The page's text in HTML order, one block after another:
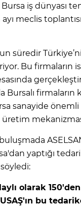
iş dünyası
ayı meclis
süredir
Bu firmaların
Bursalı firmaların
sanayide
yaptığı
olarak
bu